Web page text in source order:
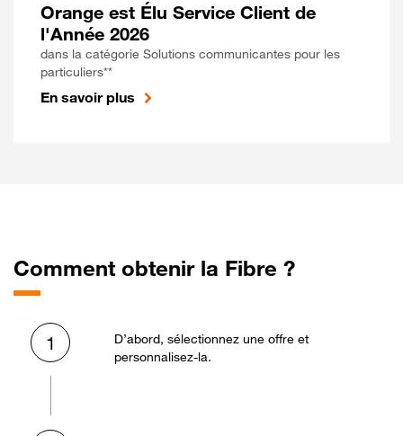
Orange est Élu Service Client de
l'Année 2026
dans la catégorie Solutions communicantes pour les
particuliers**
En savoir plus
Comment obtenir la Fibre ?
1
D’abord, sélectionnez une offre et
personnalisez-la.